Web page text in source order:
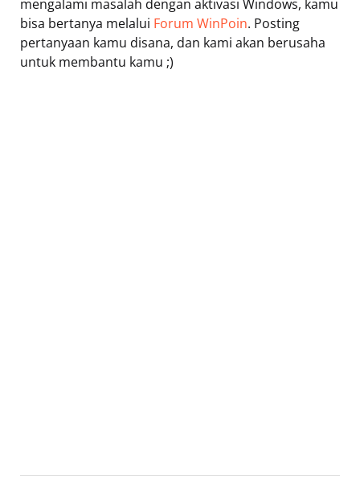
mengalami masalah dengan aktivasi Windows, kamu
bisa bertanya melalui Forum WinPoin. Posting
pertanyaan kamu disana, dan kami akan berusaha
untuk membantu kamu ;)